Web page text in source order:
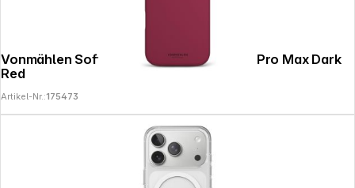
Vonmählen Soft Silicone Case iPhone 17 Pro Max Dark
Red
Artikel-Nr.:175473